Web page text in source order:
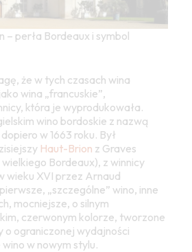
– perła Bordeaux i symbol
że w tych czasach wina
wina „francuskie”,
która je wyprodukowała.
wino bordoskie z nazwą
w 1663 roku. Był
Haut-Brion z Graves
Bordeaux), z winnicy
wieku XVI przez Arnaud
„szczególne” wino, inne
mocniejsze, o silnym
czerwonym kolorze, tworzone
o ograniczonej wydajności
w nowym stylu.